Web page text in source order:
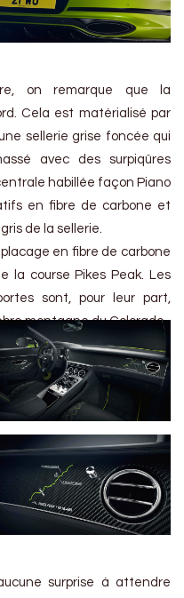
on remarque que la
Cela est matérialisé par
sellerie grise foncée qui
avec des surpiqûres
habillée façon Piano
en fibre de carbone et
de la sellerie.
en fibre de carbone
la course Pikes Peak. Les
sont, pour leur part,
montagne du Colorado.
surprise à attendre